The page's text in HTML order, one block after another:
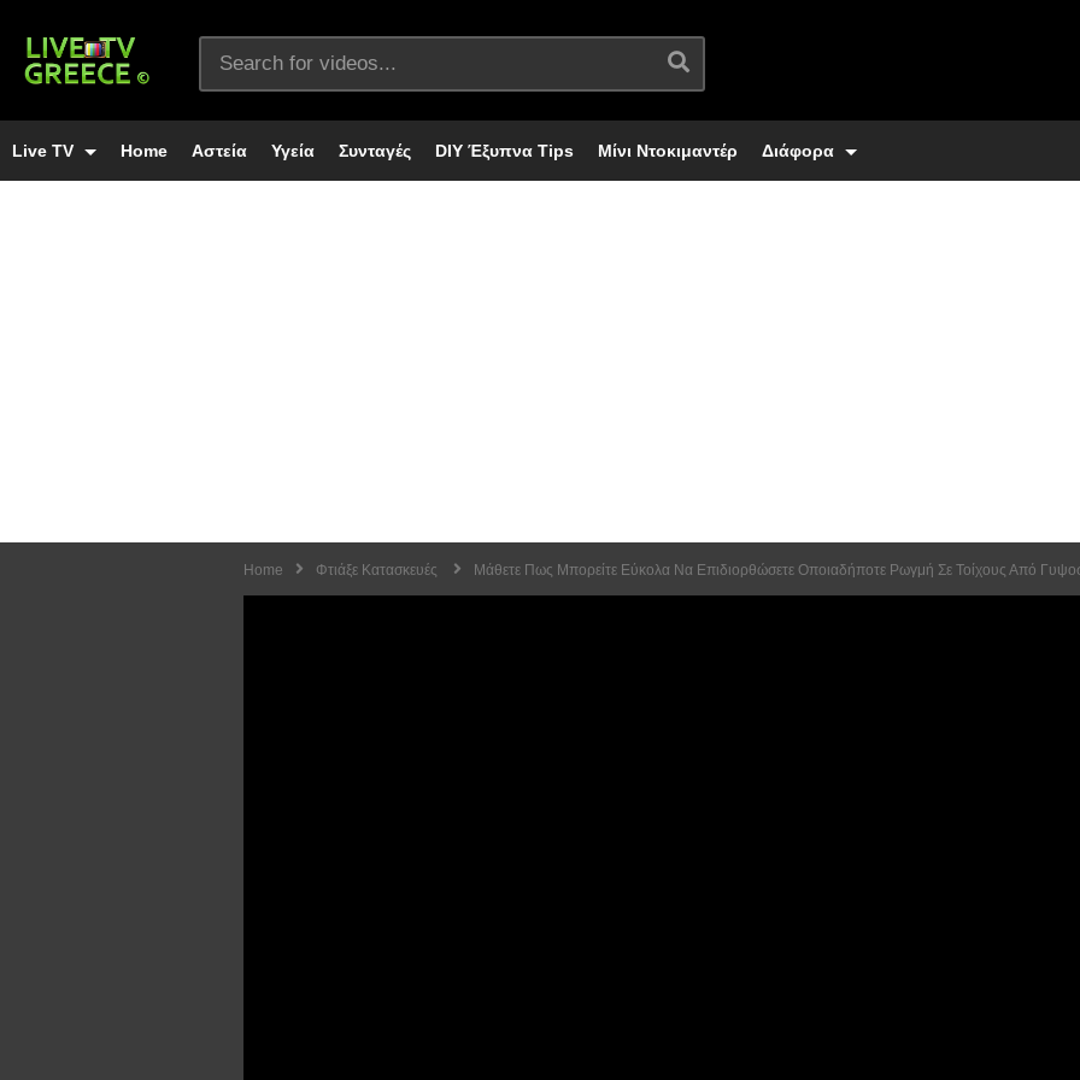
Live TV Home Αστεία Υγεία Συνταγές DIY Έξυπνα Tips Μίνι Ντοκιμαντέρ Διάφορα
Home Φτιάξε Κατασκευές Μάθετε Πως Μπορείτε Εύκολα Να Επιδιορθώσετε Οποιαδήποτε Ρωγμή Σε Τοίχους Από